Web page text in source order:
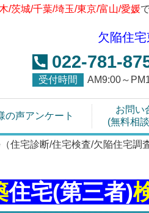
/茨城/千葉/埼玉/東京/富山/愛媛
欠陥住
022-781-
受付時間 AM9:00～
の声アンケート
お問い
(無料相
住宅診断/住宅検査/欠陥住宅調査
住宅(第三者)